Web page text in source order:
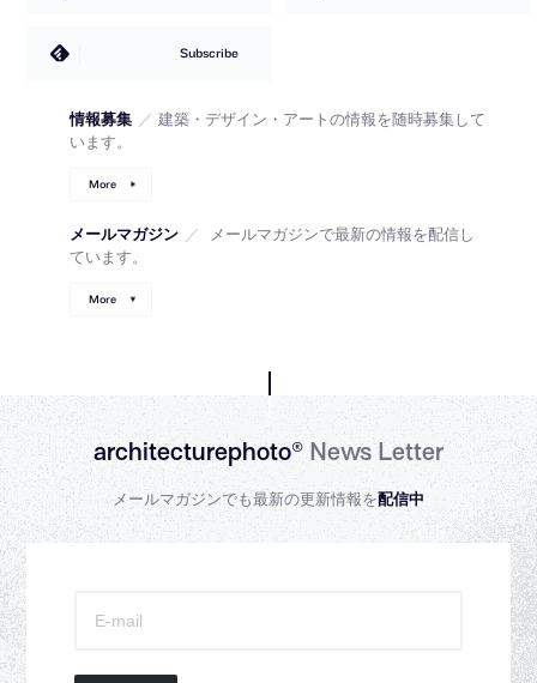
Subscribe
情報募集 ／ 建築・デザイン・アートの情報を随時募集して
います。
More
メールマガジン ／
メールマガジンで最新の情報を配信し
ています。
More
architecturephoto®News Letter
メールマガジンでも最新の更新情報を配信中